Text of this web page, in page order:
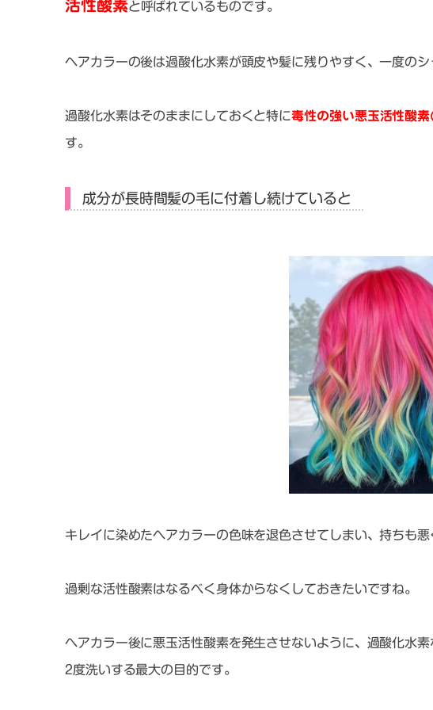
活性酸素と呼ばれているものです。
ヘアカラーの後は過酸化水素が頭皮や髪に残りやすく、一度の
過酸化水素はそのままにしておくと特に毒性の強い悪玉活性酸
す。
成分が長時間髪の毛に付着し続けていると
キレイに染めたヘアカラーの色味を退色させてしまい、持ちも悪
過剰な活性酸素はなるべく身体からなくしておきたいですね。
ヘアカラー後に悪玉活性酸素を発生させないように、過酸化水
2度洗いする最大の目的です。